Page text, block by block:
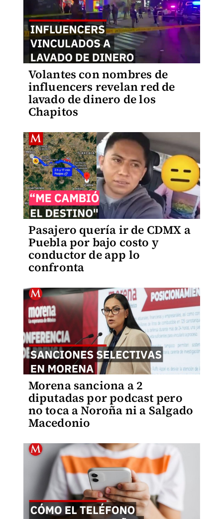
Volantes con nombres de
influencers revelan red de
lavado de dinero de los
Chapitos
Pasajero quería ir de CDMX a
Puebla por bajo costo y
conductor de app lo
confronta
Morena sanciona a 2
diputadas por podcast pero
no toca a Noroña ni a Salgado
Macedonio